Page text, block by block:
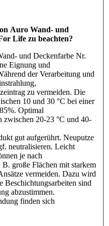
Auro Wand- und
Life zu beachten?
und Deckenfarbe Nr.
Eignung und
der Verarbeitung und
zu vermeiden. Die
10 und 30 °C bei einer
Optimal
zwischen 20-23 °C und 40-
gut aufgerührt. Neuputze
neutralisieren. Leicht
je nach
große Flächen mit starkem
vermeiden. Dazu wird
Beschichtungsarbeiten sind
abzustimmen.
finden sich